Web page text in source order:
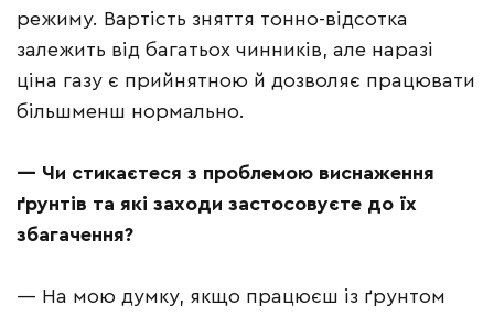
режиму. Вартість зняття тонно-відсотка
залежить від багатьох чинників, але наразі
ціна газу є прийнятною й дозволяє працювати
більшменш нормально.
— Чи стикаєтеся з проблемою виснаження
ґрунтів та які заходи застосовуєте до їх
збагачення?
— На мою думку, якщо працюєш із ґрунтом